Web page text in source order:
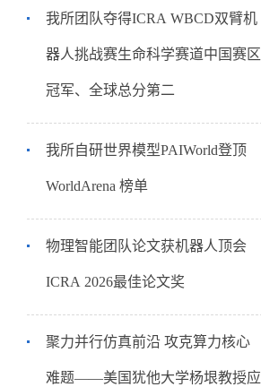
我所团队夺得ICRA WBCD双臂机
器人挑战赛生命科学赛道中国赛区
冠军、全球总分第二
我所自研世界模型PAIWorld登顶
WorldArena 榜单
物理智能团队论文获机器人顶会
ICRA 2026最佳论文奖
聚力并行仿真前沿 攻克算力核心
难题——美国犹他大学杨垠教授应